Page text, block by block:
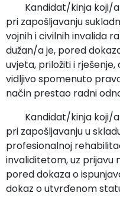
Kandidat/kinja koji/
pri zapošljavanju
vojnih i civilnih invalida
dužan/a je, pored
uvjeta, priložiti i
vidljivo spomenuto
način prestao radni
Kandidat/kinja koji/
pri zapošljavanju u
profesionalnoj
invaliditetom, uz prijavu
pored dokaza o
dokaz o utvrđenom